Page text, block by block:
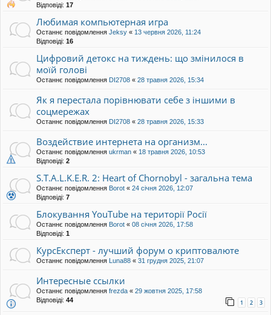
Відповіді: 17
Любимая компьютерная игра
Останнє повідомлення Jeksy « 13 червня 2026, 11:24
Відповіді: 16
Цифровий детокс на тиждень: що змінилося в
моїй голові
Останнє повідомлення DI2708 « 28 травня 2026, 15:34
Як я перестала порівнювати себе з іншими в
соцмережах
Останнє повідомлення DI2708 « 28 травня 2026, 15:33
Воздействие интернета на организм...
Останнє повідомлення ukrman « 18 травня 2026, 10:53
Відповіді: 2
S.T.A.L.K.E.R. 2: Heart of Chornobyl - загальна тема
Останнє повідомлення Borot « 24 січня 2026, 12:07
Відповіді: 7
Блокування YouTube на території Росії
Останнє повідомлення Borot « 08 січня 2026, 17:58
Відповіді: 1
КурсЕксперт - лучший форум о криптовалюте
Останнє повідомлення Luna88 « 31 грудня 2025, 21:07
Интересные ссылки
Останнє повідомлення frezda « 29 жовтня 2025, 17:58
Відповіді: 44 1 2 3